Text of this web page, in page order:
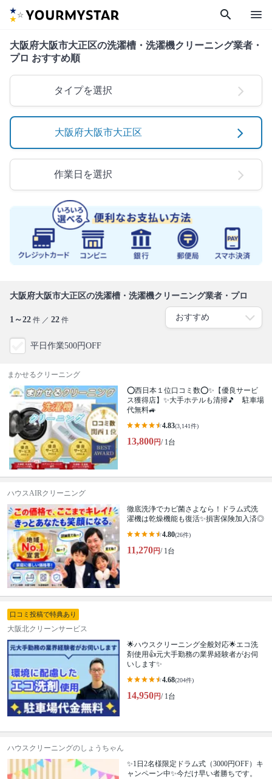
search menu
大阪府大阪市大正区の洗濯槽・洗濯機クリーニング業者・
プロ おすすめ順
タイプを選択
大阪府大阪市大正区
作業日を選択
大阪府大阪市大正区の洗濯槽・洗濯機クリーニング業者・プロ
1～22 件 ／ 22 件
平日作業500円OFF
まかせるクリーニング
⭕西日本１位口コミ数⭕✨【優良サービ
ス獲得店】✨大手ホテルも清掃🎵 駐車場
代無料🚙
4.83(3,141件)
13,800円/ 1台
ハウスAIRクリーニング
徹底洗浄でカビ菌さよなら！ドラム式洗
濯機は乾燥機能も復活✨損害保険加入済◎
4.80(26件)
11,270円/ 1台
口コミ投稿で特典あり
大阪北クリーンサービス
🌟ハウスクリーニング全般対応🌟エコ洗
剤使用👍元大手勤務の業界経験者がお伺
いします✨
4.68(204件)
14,950円/ 1台
ハウスクリーニングのしょうちゃん
✨1日2名様限定ドラム式（3000円OFF）キ
ャンペーン中✨今だけ早い者勝ちです。